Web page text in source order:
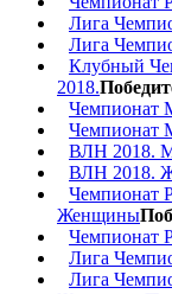
Лига
Лига
Клубный
2018.
Чемпионат
Чемпионат
ВЛН 2018.
ВЛН 2018.
Чемпионат
Женщины
Чемпионат
Лига
Лига